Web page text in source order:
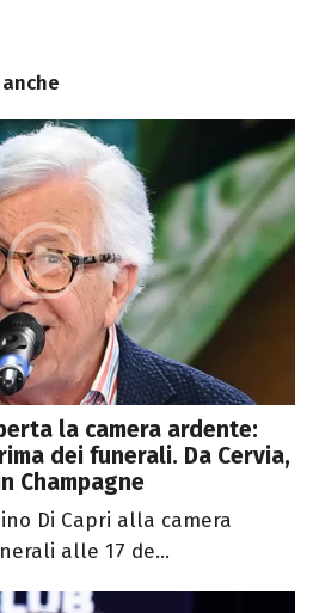
la camera ardente:
dei funerali. Da Cervia,
Champagne
Di Capri alla camera
alle 17 de...